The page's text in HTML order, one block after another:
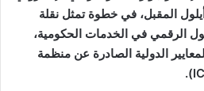
المقبل، في خطوة تمثل نقلة
الرقمي في الخدمات الحكومية،
الدولية الصادرة عن منظمة